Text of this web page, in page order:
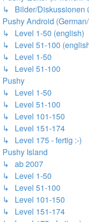
↳ Bilder/Diskussionen
Pushy Android
↳ Level 1-50 (english)
↳ Level 51-100
↳ Level 1-50
↳ Level 51-100
Pushy
↳ Level 1-50
↳ Level 51-100
↳ Level 101-150
↳ Level 151-174
↳ Level 175 - fertig :-)
Pushy Island
↳ ab 2007
↳ Level 1-50
↳ Level 51-100
↳ Level 101-150
↳ Level 151-174